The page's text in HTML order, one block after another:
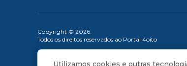
Copyright © 2026.
Todos os direitos reservados ao Portal 4oito
Utilizamos cookies e outras